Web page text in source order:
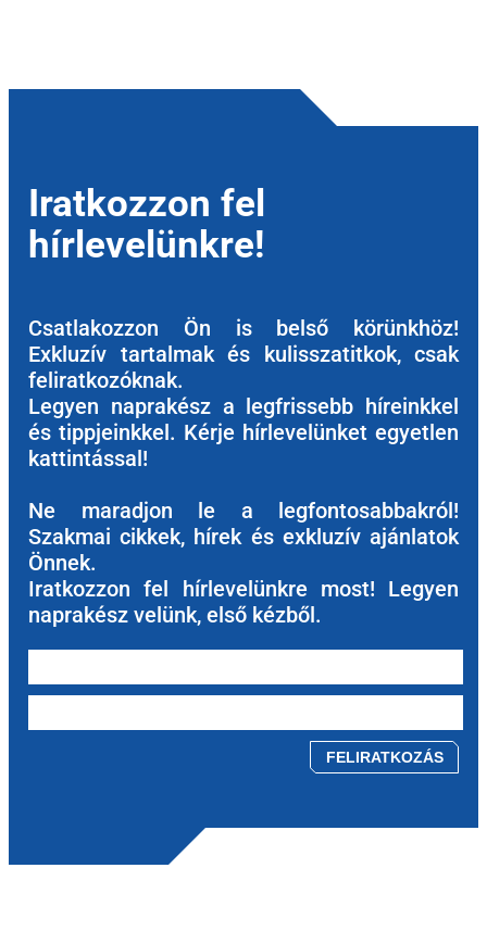
Iratkozzon fel
hírlevelünkre!
Csatlakozzon Ön is belső körünkhöz!
Exkluzív tartalmak és kulisszatitkok, csak
feliratkozóknak.
Legyen naprakész a legfrissebb híreinkkel
és tippjeinkkel. Kérje hírlevelünket egyetlen
kattintással!
Ne maradjon le a legfontosabbakról!
Szakmai cikkek, hírek és exkluzív ajánlatok
Önnek.
Iratkozzon fel hírlevelünkre most! Legyen
naprakész velünk, első kézből.